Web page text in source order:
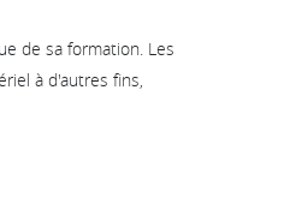
de sa formation. Les
à d'autres fins,